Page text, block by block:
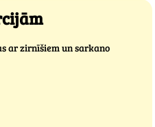
ar zirnīšiem un sarkano